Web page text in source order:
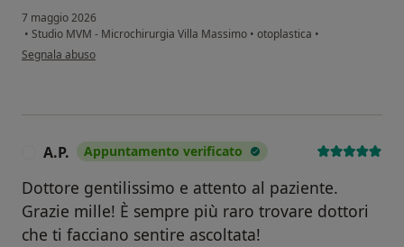
7 maggio 2026
• Studio MVM - Microchirurgia Villa Massimo • otoplastica •
secondo l'opinione dell'utente Il tuo account è stato eliminato
Segnala abuso
A.P. Appuntamento verificato
Dottore gentilissimo e attento al paziente.
Grazie mille! È sempre più raro trovare dottori
che ti facciano sentire ascoltata!